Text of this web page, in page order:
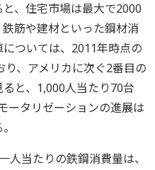
、住宅市場は最大で2000
筋や建材といった鋼材消
ついては、2011年時点の
、アメリカに次ぐ2番目の
と、1,000人当たり70台
ータリゼーションの進展は
人当たりの鉄鋼消費量は、